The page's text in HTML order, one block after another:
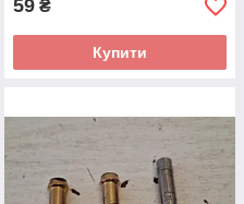
59 ₴
Купити